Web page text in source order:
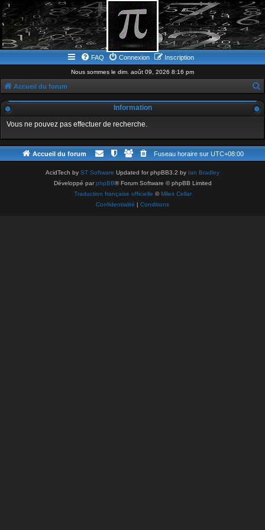
FAQ Connexion Inscription
Nous sommes le dim. août 09, 2026 8:16 pm
Accueil du forum
e
Information
Vous ne pouvez pas effectuer de recherche.
Accueil du forum Fuseau horaire sur UTC+08:00
AcidTech by ST Software Updated for phpBB3.2 by Ian Bradley
Développé parphpBB® Forum Software © phpBB Limited
Traduction française officielle ©Miles Cellar
Confidentialité | Conditions